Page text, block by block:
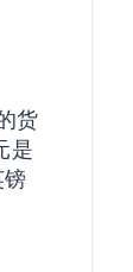
货
是